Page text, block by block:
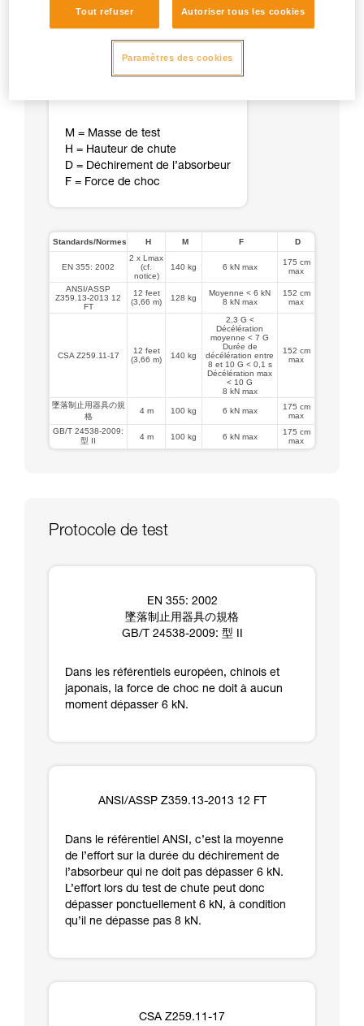
M = Masse de test
H = Hauteur de chute
D = Déchirement de l’absorbeur
F = Force de choc
Standards/Normes H M F D
EN 355: 2002
2 x Lmax
(cf.
notice)
140 kg 6 kN max
175 cm
max
ANSI/ASSP
Z359.13-2013 12
FT
12 feet
(3,66 m)
128 kg
Moyenne < 6 kN
8 kN max
152 cm
max
CSA Z259.11-17
12 feet
(3,66 m)
140 kg
2,3 G <
Décélération
moyenne < 7 G
Durée de
décélération entre
8 et 10 G < 0,1 s
Décélération max
< 10 G
8 kN max
152 cm
max
墜落制止用器具の規
格
4 m 100 kg 6 kN max
175 cm
max
GB/T 24538-2009:
型 II
4 m 100 kg 6 kN max
175 cm
max
Protocole de test
EN 355: 2002
墜落制止用器具の規格
GB/T 24538-2009: 型 II
Dans les référentiels européen, chinois et
japonais, la force de choc ne doit à aucun
moment dépasser 6 kN.
ANSI/ASSP Z359.13-2013 12 FT
Dans le référentiel ANSI, c’est la moyenne
de l’effort sur la durée du déchirement de
l’absorbeur qui ne doit pas dépasser 6 kN.
L’effort lors du test de chute peut donc
dépasser ponctuellement 6 kN, à condition
qu’il ne dépasse pas 8 kN.
CSA Z259.11-17
Tout refuser Autoriser tous les cookies
Paramètres des cookies